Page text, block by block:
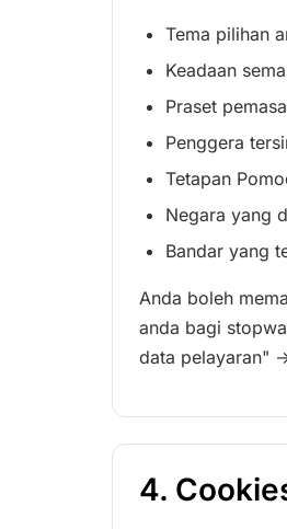
Tema pilihan
Keadaan
Praset
Penggera
Tetapan
Negara yang
Bandar yang
Anda boleh
anda bagi
data pelayaran"
4.